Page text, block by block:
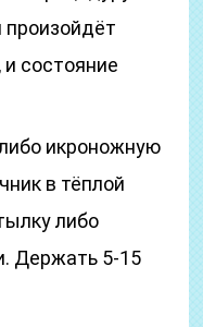
произойдёт
и состояние
икроножную
в тёплой
либо
Держать 5-15